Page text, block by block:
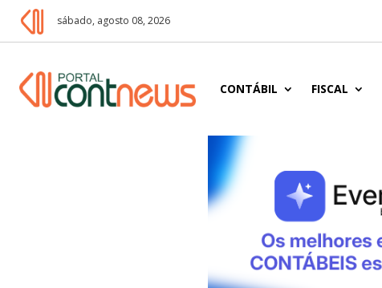
sábado, agosto 08, 2026
CONTÁBIL FISCAL